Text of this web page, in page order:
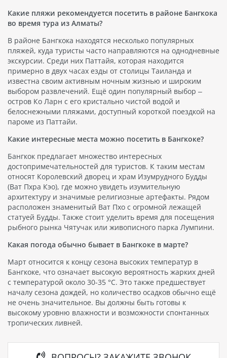
Какие пляжи рекомендуется посетить в районе Бангкока
во время тура из Алматы?
В районе Бангкока находятся несколько популярных
пляжей, куда туристы часто направляются на однодневные
экскурсии. Среди них Паттайя, которая находится
примерно в двух часах езды от столицы Таиланда и
известна своим активным ночным жизнью и широким
выбором развлечений. Ещё один популярный выбор –
остров Ко Ларн с его кристально чистой водой и
белоснежными пляжами, доступный короткой поездкой на
пароме из Паттайи.
Какие интересные места можно посетить в Бангкоке?
Бангкок предлагает множество интересных
достопримечательностей для туристов. К таким местам
относят Королевский дворец и храм Изумрудного Будды
(Ват Пхра Кэо), где можно увидеть изумительную
архитектуру и значимые религиозные артефакты. Рядом
расположен знаменитый Ват Пхо с огромной лежащей
статуей Будды. Также стоит уделить время для посещения
рыбного рынка Чятучак или живописного парка Лумпини.
Какая погода обычно бывает в Бангкоке в марте?
Март относится к концу сезона высоких температур в
Бангкоке, что означает высокую вероятность жарких дней
с температурой около 30-35 °C. Это также предшествует
началу сезона дождей, но количество осадков обычно ещё
не очень значительное. Вы должны быть готовы к
высокому уровню влажности и возможности спонтанных
тропических ливней.